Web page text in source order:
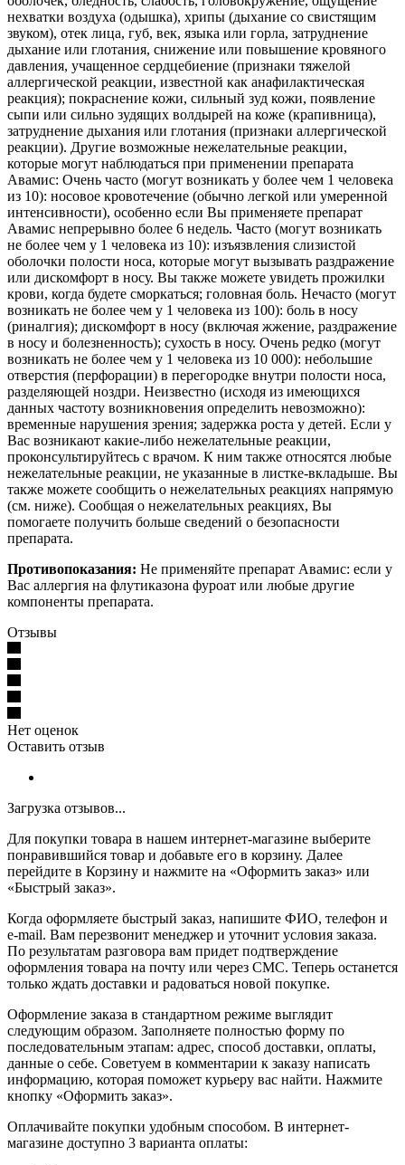
нехватки воздуха (одышка), хрипы (дыхание со свистящим
звуком), отек лица, губ, век, языка или горла, затруднение
дыхание или глотания, снижение или повышение кровяного
давления, учащенное сердцебиение (признаки тяжелой
аллергической реакции, известной как анафилактическая
реакция); покраснение кожи, сильный зуд кожи, появление
сыпи или сильно зудящих волдырей на коже (крапивница),
затруднение дыхания или глотания (признаки аллергической
реакции). Другие возможные нежелательные реакции,
которые могут наблюдаться при применении препарата
Авамис: Очень часто (могут возникать у более чем 1 человека
из 10): носовое кровотечение (обычно легкой или умеренной
интенсивности), особенно если Вы применяете препарат
Авамис непрерывно более 6 недель. Часто (могут возникать
не более чем у 1 человека из 10): изъязвления слизистой
оболочки полости носа, которые могут вызывать раздражение
или дискомфорт в носу. Вы также можете увидеть прожилки
крови, когда будете сморкаться; головная боль. Нечасто (могут
возникать не более чем у 1 человека из 100): боль в носу
(риналгия); дискомфорт в носу (включая жжение, раздражение
в носу и болезненность); сухость в носу. Очень редко (могут
возникать не более чем у 1 человека из 10 000): небольшие
отверстия (перфорации) в перегородке внутри полости носа,
разделяющей ноздри. Неизвестно (исходя из имеющихся
данных частоту возникновения определить невозможно):
временные нарушения зрения; задержка роста у детей. Если у
Вас возникают какие-либо нежелательные реакции,
проконсультируйтесь с врачом. К ним также относятся любые
нежелательные реакции, не указанные в листке-вкладыше. Вы
также можете сообщить о нежелательных реакциях напрямую
(см. ниже). Сообщая о нежелательных реакциях, Вы
помогаете получить больше сведений о безопасности
препарата.
Противопоказания: Не применяйте препарат Авамис: если у
Вас аллергия на флутиказона фуроат или любые другие
компоненты препарата.
Отзывы
Нет оценок
Оставить отзыв
Загрузка отзывов...
Для покупки товара в нашем интернет-магазине выберите
понравившийся товар и добавьте его в корзину. Далее
перейдите в Корзину и нажмите на «Оформить заказ» или
«Быстрый заказ».
Когда оформляете быстрый заказ, напишите ФИО, телефон и
e-mail. Вам перезвонит менеджер и уточнит условия заказа.
По результатам разговора вам придет подтверждение
оформления товара на почту или через СМС. Теперь останется
только ждать доставки и радоваться новой покупке.
Оформление заказа в стандартном режиме выглядит
следующим образом. Заполняете полностью форму по
последовательным этапам: адрес, способ доставки, оплаты,
данные о себе. Советуем в комментарии к заказу написать
информацию, которая поможет курьеру вас найти. Нажмите
кнопку «Оформить заказ».
Оплачивайте покупки удобным способом. В интернет-
магазине доступно 3 варианта оплаты: